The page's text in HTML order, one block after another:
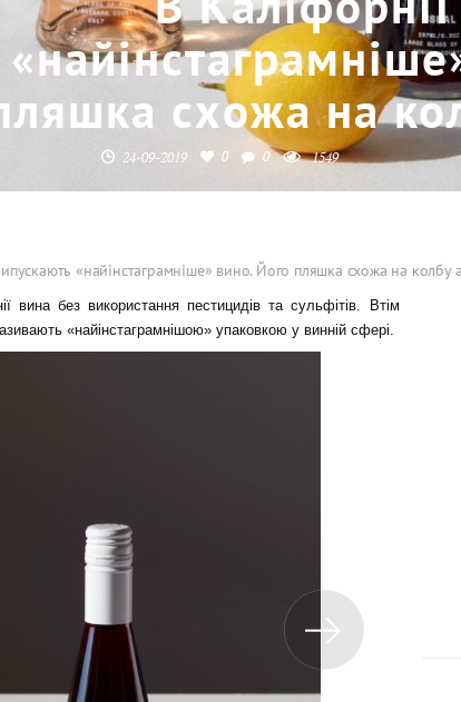
схожа на
24-09-2019 0 0 1549
«найінстаграмніше» вино. Його пляшка схожа на колбу
вина без використання пестицидів та сульфітів. Втім
«найінстаграмнішою» упаковкою у винній сфері.